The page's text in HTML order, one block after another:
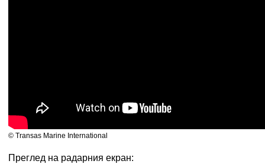
© Transas Marine International
Преглед на радарния екран: